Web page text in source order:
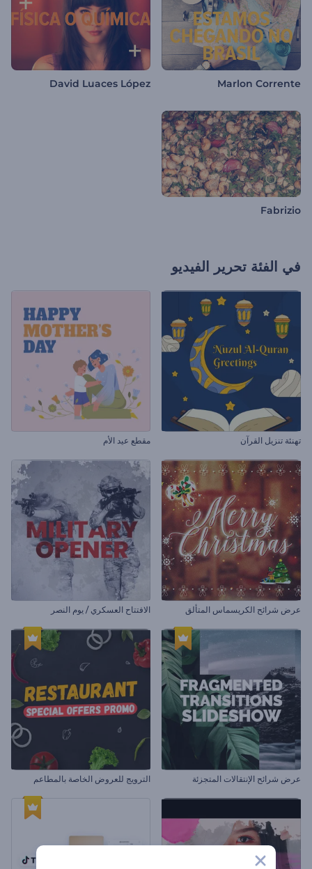
Marlon Corrente
David Luaces López
Fabrizio
في الفئة تحرير الفيديو
تهنئة تنزيل القرآن مقطع عيد الأم
عرض شرائح الكريسماس المتألق الافتتاح العسكري / يوم النصر
عرض شرائح الإنتقالات المتجزئة الترويج للعروض الخاصة بالمطاعم